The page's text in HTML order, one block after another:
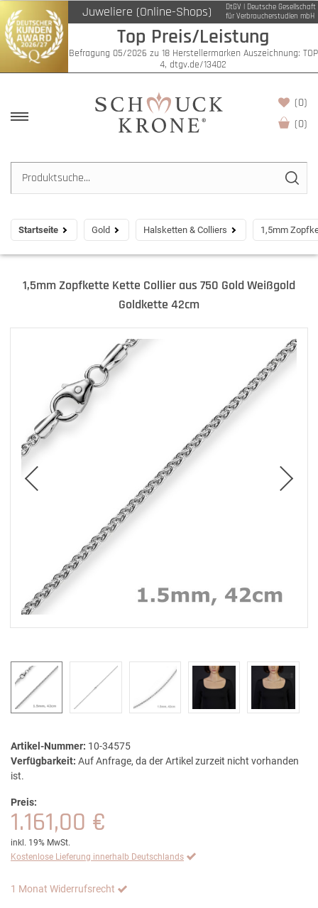
Juweliere (Online-Shops)
DtGV | Deutsche Gesellschaft
für Verbraucherstudien mbH
Top Preis/Leistung
Befragung 05/2026 zu 18 Herstellermarken Auszeichnung: TOP
4, dtgv.de/13402
(0)
(0)
Startseite Gold Halsketten & Colliers 1,5mm
1,5mm Zopfkette Kette Collier aus 750 Gold Weißgold
Goldkette 42cm
Artikel-Nummer: 10-34575
Verfügbarkeit: Auf Anfrage, da der Artikel zurzeit nicht vorhanden
ist.
Preis:
1.161,00 €
inkl. 19% MwSt.
Kostenlose Lieferung innerhalb Deutschlands
1 Monat Widerrufsrecht